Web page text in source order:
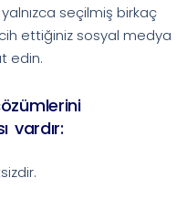
seçilmiş birkaç
ettiğiniz sosyal medya
edin.
vardır: